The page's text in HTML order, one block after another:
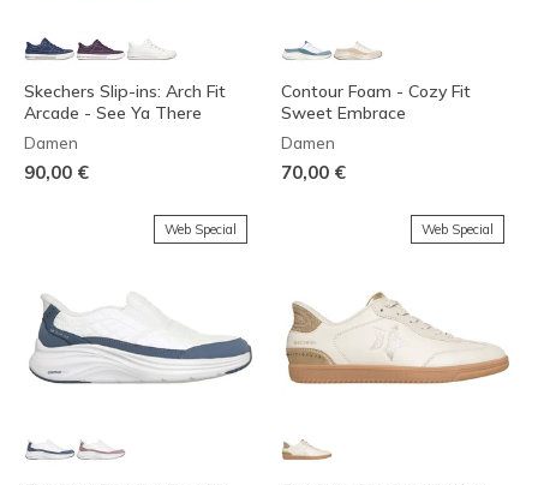
Skechers Slip-ins: Arch Fit
Arcade - See Ya There
Damen
90,00 €
Contour Foam - Cozy Fit
Sweet Embrace
Damen
70,00 €
Web Special Web Special